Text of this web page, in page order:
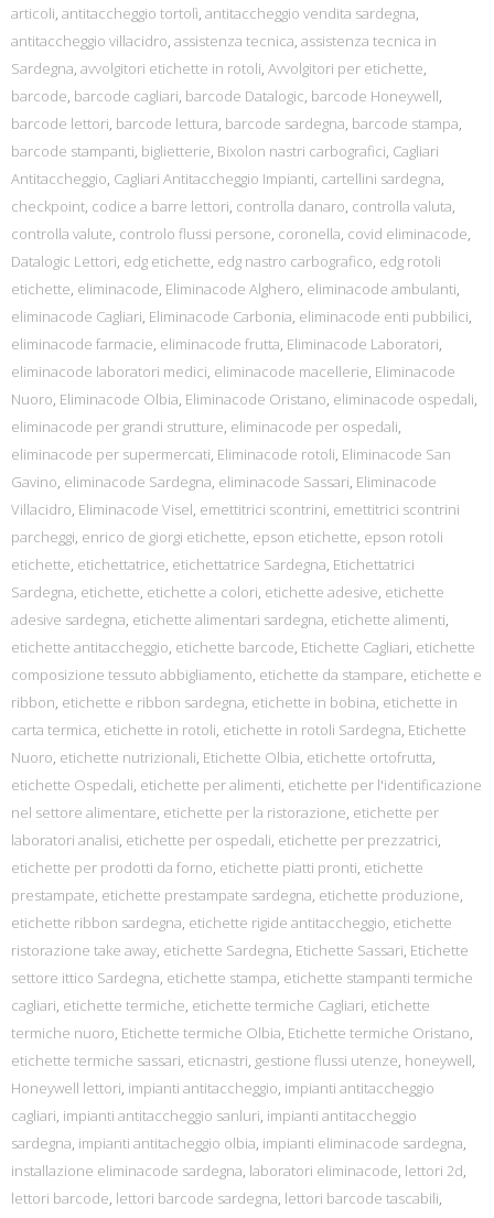
articoli, antitaccheggio tortolì, antitaccheggio vendita sardegna,
antitaccheggio villacidro, assistenza tecnica, assistenza tecnica in
Sardegna, avvolgitori etichette in rotoli, Avvolgitori per etichette,
barcode, barcode cagliari, barcode Datalogic, barcode Honeywell,
barcode lettori, barcode lettura, barcode sardegna, barcode stampa,
barcode stampanti, biglietterie, Bixolon nastri carbografici, Cagliari
Antitaccheggio, Cagliari Antitaccheggio Impianti, cartellini sardegna,
checkpoint, codice a barre lettori, controlla danaro, controlla valuta,
controlla valute, controlo flussi persone, coronella, covid eliminacode,
Datalogic Lettori, edg etichette, edg nastro carbografico, edg rotoli
etichette, eliminacode, Eliminacode Alghero, eliminacode ambulanti,
eliminacode Cagliari, Eliminacode Carbonia, eliminacode enti pubbilici,
eliminacode farmacie, eliminacode frutta, Eliminacode Laboratori,
eliminacode laboratori medici, eliminacode macellerie, Eliminacode
Nuoro, Eliminacode Olbia, Eliminacode Oristano, eliminacode ospedali,
eliminacode per grandi strutture, eliminacode per ospedali,
eliminacode per supermercati, Eliminacode rotoli, Eliminacode San
Gavino, eliminacode Sardegna, eliminacode Sassari, Eliminacode
Villacidro, Eliminacode Visel, emettitrici scontrini, emettitrici scontrini
parcheggi, enrico de giorgi etichette, epson etichette, epson rotoli
etichette, etichettatrice, etichettatrice Sardegna, Etichettatrici
Sardegna, etichette, etichette a colori, etichette adesive, etichette
adesive sardegna, etichette alimentari sardegna, etichette alimenti,
etichette antitaccheggio, etichette barcode, Etichette Cagliari, etichette
composizione tessuto abbigliamento, etichette da stampare, etichette e
ribbon, etichette e ribbon sardegna, etichette in bobina, etichette in
carta termica, etichette in rotoli, etichette in rotoli Sardegna, Etichette
Nuoro, etichette nutrizionali, Etichette Olbia, etichette ortofrutta,
etichette Ospedali, etichette per alimenti, etichette per l'identificazione
nel settore alimentare, etichette per la ristorazione, etichette per
laboratori analisi, etichette per ospedali, etichette per prezzatrici,
etichette per prodotti da forno, etichette piatti pronti, etichette
prestampate, etichette prestampate sardegna, etichette produzione,
etichette ribbon sardegna, etichette rigide antitaccheggio, etichette
ristorazione take away, etichette Sardegna, Etichette Sassari, Etichette
settore ittico Sardegna, etichette stampa, etichette stampanti termiche
cagliari, etichette termiche, etichette termiche Cagliari, etichette
termiche nuoro, Etichette termiche Olbia, Etichette termiche Oristano,
etichette termiche sassari, eticnastri, gestione flussi utenze, honeywell,
Honeywell lettori, impianti antitaccheggio, impianti antitaccheggio
cagliari, impianti antitaccheggio sanluri, impianti antitaccheggio
sardegna, impianti antitacheggio olbia, impianti eliminacode sardegna,
installazione eliminacode sardegna, laboratori eliminacode, lettori 2d,
lettori barcode, lettori barcode sardegna, lettori barcode tascabili,